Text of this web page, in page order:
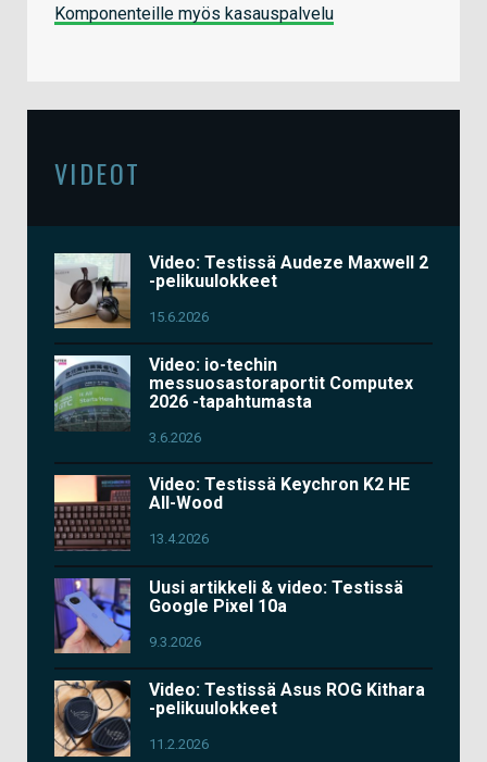
Komponenteille myös kasauspalvelu
VIDEOT
Video: Testissä Audeze Maxwell 2
-pelikuulokkeet
15.6.2026
Video: io-techin
messuosastoraportit Computex
2026 -tapahtumasta
3.6.2026
Video: Testissä Keychron K2 HE
All-Wood
13.4.2026
Uusi artikkeli & video: Testissä
Google Pixel 10a
9.3.2026
Video: Testissä Asus ROG Kithara
-pelikuulokkeet
11.2.2026